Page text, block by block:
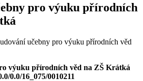
pro výuku přírodních
učebny pro výuku přírodních věd
výuku přírodních věd na ZŠ Krátká
0.0/16_075/0010211